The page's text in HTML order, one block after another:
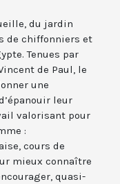
du jardin
de chiffonniers et
Tenues par
de Paul, le
une
leur
valorisant pour
:
cours de
mieux connaître
quasi-